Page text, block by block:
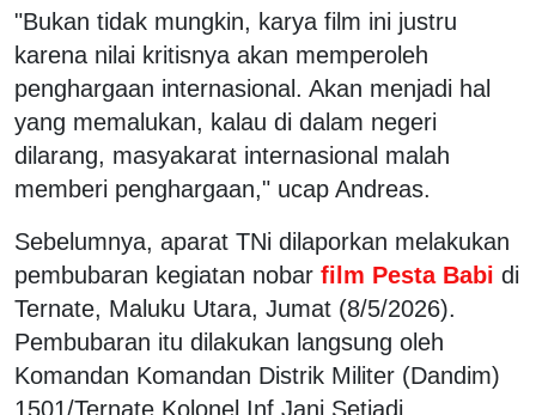
"Bukan tidak mungkin, karya film ini justru
karena nilai kritisnya akan memperoleh
penghargaan internasional. Akan menjadi hal
yang memalukan, kalau di dalam negeri
dilarang, masyakarat internasional malah
memberi penghargaan," ucap Andreas.
Sebelumnya, aparat TNi dilaporkan melakukan
pembubaran kegiatan nobar film Pesta Babi di
Ternate, Maluku Utara, Jumat (8/5/2026).
Pembubaran itu dilakukan langsung oleh
Komandan Komandan Distrik Militer (Dandim)
1501/Ternate Kolonel Inf Jani Setiadi.